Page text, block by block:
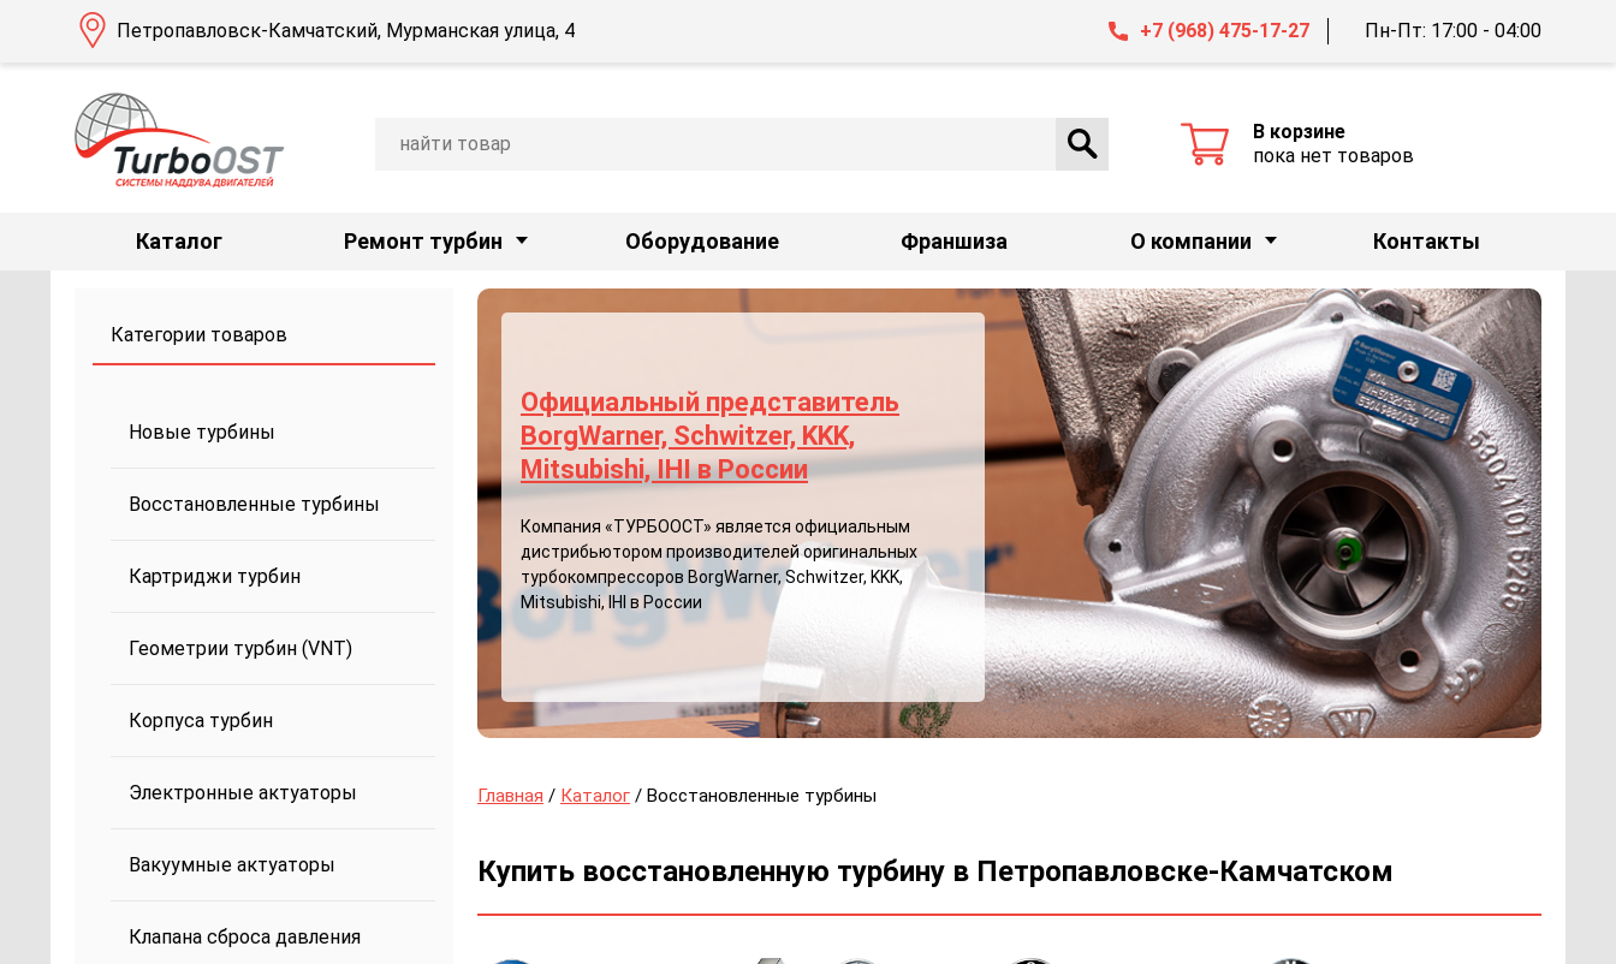
Каталог Ремонт турбин Оборудование Франшиза О компании Контакты
Петропавловск-Камчатский, Мурманская улица, 4 +7 (968) 475-17-27 Пн-Пт: 17:00 - 04:00
В корзине
пока нет товаров
Категории товаров
Новые турбины
Восстановленные турбины
Картриджи турбин
Геометрии турбин (VNT)
Корпуса турбин
Электронные актуаторы
Вакуумные актуаторы
Клапана сброса давления
Официальный представитель
BorgWarner, Schwitzer, KKK,
Mitsubishi, IHI в России
Компания «ТУРБООСТ» является официальным
дистрибьютором производителей оригинальных
турбокомпрессоров BorgWarner, Schwitzer, KKK,
Mitsubishi, IHI в России
Главная / Каталог / Восстановленные турбины
Купить восстановленную турбину в Петропавловске-Камчатском